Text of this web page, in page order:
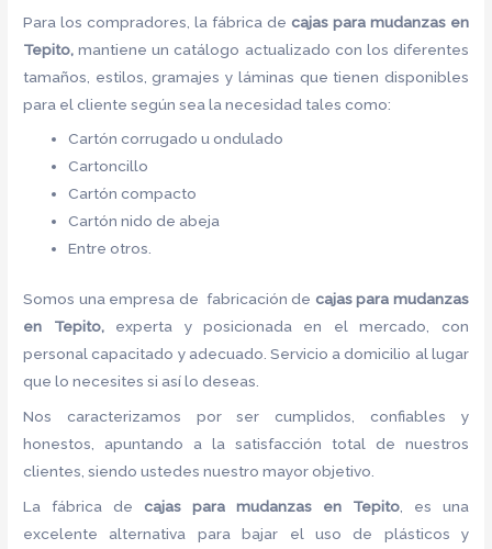
Para los compradores, la fábrica de cajas para mudanzas en
Tepito,mantiene un catálogo actualizado con los diferentes
tamaños, estilos, gramajes y láminas que tienen disponibles
para el cliente según sea la necesidad tales como:
Cartón corrugado u ondulado
Cartoncillo
Cartón compacto
Cartón nido de abeja
Entre otros.
Somos una empresa de fabricación de cajas para mudanzas
en Tepito, experta y posicionada en el mercado, con
personal capacitado y adecuado. Servicio a domicilio al lugar
que lo necesites si así lo deseas.
Nos caracterizamos por ser cumplidos, confiables y
honestos, apuntando a la satisfacción total de nuestros
clientes, siendo ustedes nuestro mayor objetivo.
La fábrica decajas para mudanzas en Tepito, es una
excelente alternativa para bajar el uso de plásticos y